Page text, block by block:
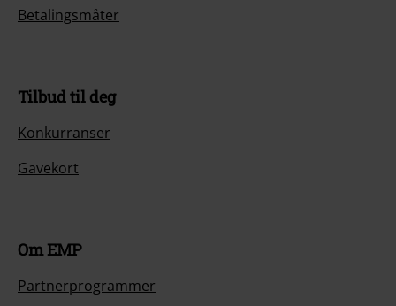
Betalingsmåter
Tilbud til deg
Konkurranser
Gavekort
Om EMP
Partnerprogrammer